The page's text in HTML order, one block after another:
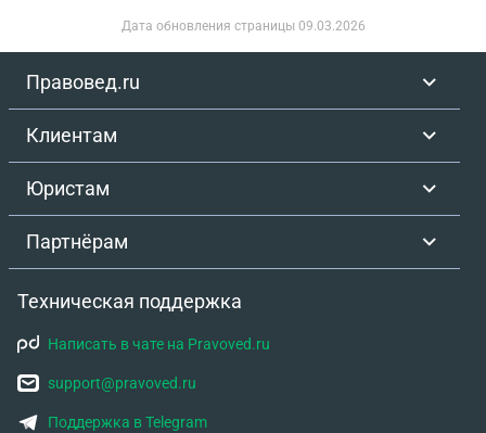
были совершены. Однако, я получил от них отказ.
договоре. Им не важно с каких реквизитов и
нахожу это как минимум странным, что они по
реквизиты, чем те, с которых производится
если теперь они вернут этот платёж на мой
расчётный счёт, то для меня это будет доход и я
должен буду с него уплатить 15%, что составляет
правомерности их действий.
Дата обновления страницы 09.03.2026
Правовед.ru
Клиентам
Юристам
Партнёрам
Техническая поддержка
Написать в чате на Pravoved.ru
support@pravoved.ru
Поддержка в Telegram